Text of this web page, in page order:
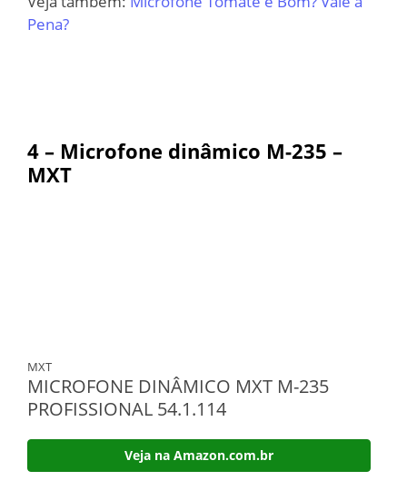
Pena?
4 – Microfone dinâmico M-235 –
MXT
MXT
MICROFONE DINÂMICO MXT M-235
PROFISSIONAL 54.1.114
Veja na Amazon.com.br